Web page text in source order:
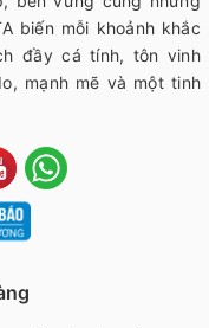
biến mỗi khoảnh khắc
đầy cá tính, tôn vinh
mạnh mẽ và một tinh